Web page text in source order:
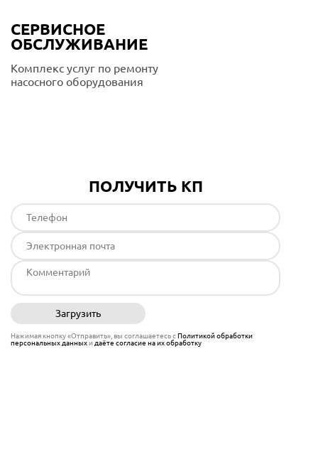
СЕРВИСНОЕ
ОБСЛУЖИВАНИЕ
Комплекс услуг по ремонту
насосного оборудования
ПОЛУЧИТЬ КП
Загрузить
Нажимая кнопку «Отправить», вы соглашаетесь сПолитикой обработки
персональных данныхи даёте согласие на их обработку